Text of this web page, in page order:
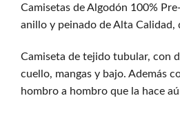
Camisetas de Algodón 100%
anillo y peinado de Alta Calidad,
Camiseta de tejido tubular, con
cuello, mangas y bajo. Además
hombro a hombro que la hace